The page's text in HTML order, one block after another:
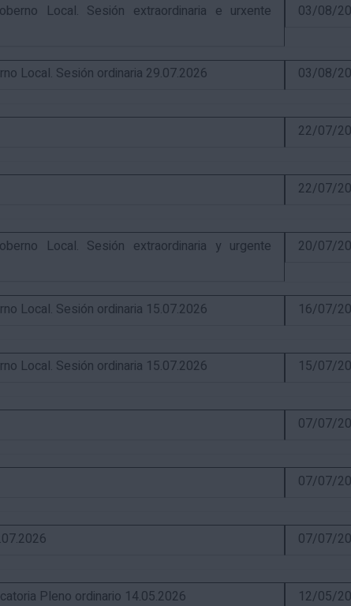
Local. Sesión extraordinaria e urxente
03/08/
Local. Sesión ordinaria 29.07.2026 03/08/
22/07/
22/07/
Local. Sesión extraordinaria y urgente
20/07/
Local. Sesión ordinaria 15.07.2026 16/07/
Local. Sesión ordinaria 15.07.2026 15/07/
07/07/
07/07/
07/07/
Pleno ordinario 14.05.2026 12/05/